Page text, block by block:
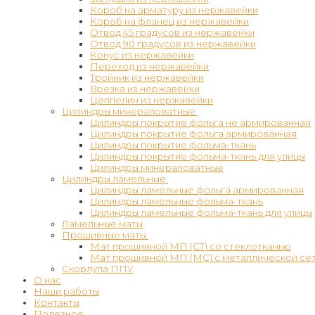
Короб на арматуру из нержавейки
Короб на фланец из нержавейки
Отвод 45 градусов из нержавейки
Отвод 90 градусов из нержавейки
Конус из нержавейки
Переход из нержавейки
Тройник из нержавейки
Врезка из нержавейки
Цеппелин из нержавейки
Цилиндры минераловатные
Цилиндры покрытие фольга не армированная
Цилиндры покрытие фольга армированная
Цилиндры покрытие фольма-ткань
Цилиндры покрытие фольма-ткань для улицы
Цилиндры минераловатные
Цилиндры ламельные
Цилиндры ламельные фольга армированная
Цилиндры ламельные фольма-ткань
Цилиндры ламельные фольма-ткань для улицы
Ламельные маты
Прошивные маты
Мат прошивной МП (СТ) со стеклотканью
Мат прошивной МП (МС) с металлической
Скорлупа ППУ
О нас
Наши работы
Контакты